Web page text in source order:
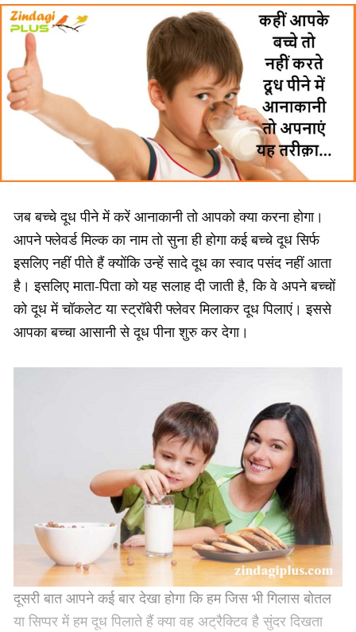
जब बच्चे दूध पीने में करें आनाकानी तो आपको क्या करना होगा।
आपने फ्लेवर्ड मिल्क का नाम तो सुना ही होगा कई बच्चे दूध सिर्फ
इसलिए नहीं पीते हैं क्योंकि उन्हें सादे दूध का स्वाद पसंद नहीं आता
है। इसलिए माता-पिता को यह सलाह दी जाती है, कि वे अपने बच्चों
को दूध में चॉकलेट या स्ट्रॉबेरी फ्लेवर मिलाकर दूध पिलाएं। इससे
आपका बच्चा आसानी से दूध पीना शुरु कर देगा।
दूसरी बात आपने कई बार देखा होगा कि हम जिस भी गिलास बोतल
या सिप्पर में हम दूध पिलाते हैं क्या वह अट्रैक्टिव है सुंदर दिखता